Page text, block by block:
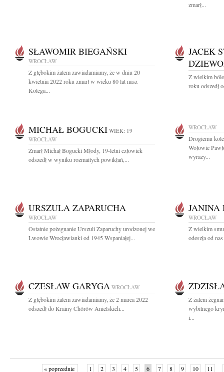
zmarł...
SŁAWOMIR BIEGAŃSKI
WROCŁAW
Z głębokim żalem zawiadamiamy, że w dniu 20
kwietnia 2022 roku zmarł w wieku 80 lat nasz
Kolega...
JACEK
Z wielkim
roku odszedł
MICHAŁ BOGUCKI WIEK: 19
WROCŁAW
Zmarł Michał Bogucki Młody, 19-letni człowiek
odszedł w wyniku rozmaitych powikłań,...
WROCŁAW
Drogiemu
Wołowie
wyrazy...
URSZULA ZAPARUCHA
WROCŁAW
Ostatnie pożegnanie Urszuli Zaparuchy urodzonej we
Lwowie Wrocławianki od 1945 Wspaniałej...
JANINA
WROCŁAW
Z wielkim
odeszła od
CZESŁAW GARYGA WROCŁAW
Z głębokim żalem zawiadamiamy, że 2 marca 2022
odszedł do Krainy Chórów Anielskich...
Z żalem
wybitnego
i...
« poprzednie 1 2 3 4 5 6 7 8 9 10 11